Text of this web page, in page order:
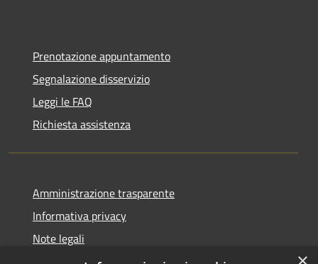
Prenotazione appuntamento
Segnalazione disservizio
Leggi le FAQ
Richiesta assistenza
Amministrazione trasparente
Informativa privacy
Note legali